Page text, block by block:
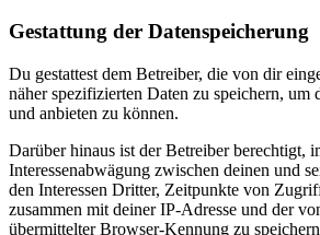
Gestattung der Datenspeicherung
Du gestattest dem Betreiber, die von dir
näher spezifizierten Daten zu speichern, um
und anbieten zu können.
Darüber hinaus ist der Betreiber berechtigt,
Interessenabwägung zwischen deinen und
den Interessen Dritter, Zeitpunkte von
zusammen mit deiner IP-Adresse und der
übermittelter Browser-Kennung zu